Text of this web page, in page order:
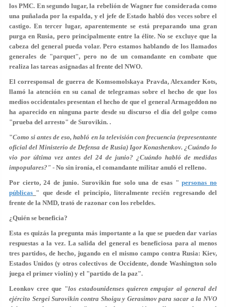
los PMC. En segundo lugar, la rebelión de Wagner fue considerada como
una puñalada por la espalda, y el jefe de Estado habló dos veces sobre el
castigo. En tercer lugar, aparentemente se está preparando una gran
purga en Rusia, pero principalmente entre la élite. No se excluye que la
cabeza del general pueda volar. Pero estamos hablando de los llamados
generales de "parquet", pero no de un comandante en combate que
realiza las tareas asignadas al frente del NWO.
El corresponsal de guerra de Komsomolskaya Pravda, Alexander Kots,
llamó la atención en su canal de telegramas sobre el hecho de que los
medios occidentales presentan el hecho de que el general Armageddon no
ha aparecido en ninguna parte desde su discurso el día del golpe como
"prueba del arresto" de Surovikin. .
"Como si antes de eso, habló en la televisión con frecuencia (representante
oficial del Ministerio de Defensa de Rusia) Igor Konashenkov. ¿Cuándo lo
vio por última vez antes del 24 de junio? ¿Cuándo habló de medidas
impopulares?" - No sin ironía, el comandante militar anuló el relleno.
Por cierto, 24 de junio. Surovikin fue solo una de esas "personas no
públicas " que desde el principio, literalmente recién regresando del
frente de la NMD, trató de razonar con los rebeldes.
¿Quién se beneficia?
Esta es quizás la pregunta más importante a la que se pueden dar varias
respuestas a la vez. La salida del general es beneficiosa para al menos
tres partidos, de hecho, jugando en el mismo campo contra Rusia: Kiev,
Estados Unidos (y otros colectivos de Occidente, donde Washington solo
juega el primer violín) y el "partido de la paz".
Leonkov cree que "los estadounidenses quieren empujar al general del
ejército Sergei Surovikin contra Shoigu y Gerasimov para sacar a la NVO